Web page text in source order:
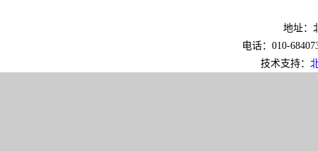
地址：
电话：010-
技术支持：